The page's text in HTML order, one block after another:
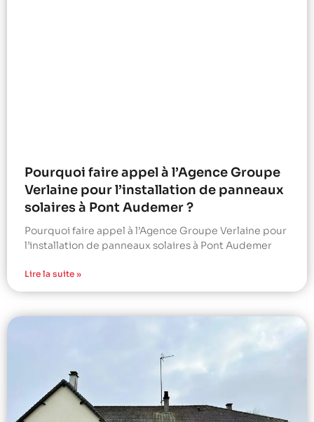
Pourquoi faire appel à l’Agence Groupe
Verlaine pour l’installation de panneaux
solaires à Pont Audemer ?
Pourquoi faire appel à l’Agence Groupe Verlaine pour
l’installation de panneaux solaires à Pont Audemer
Lire la suite »